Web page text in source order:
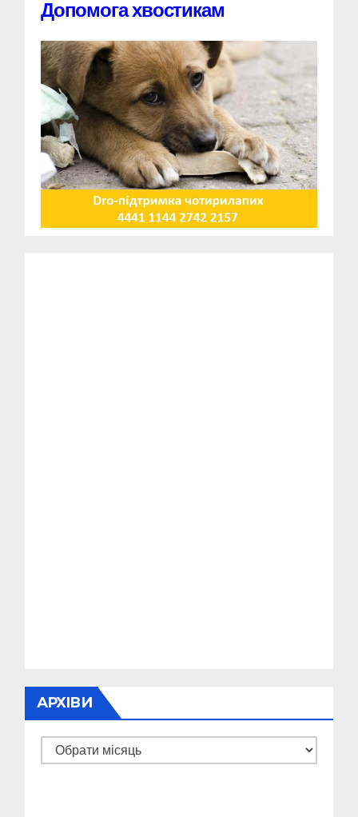
Допомога хвостикам
АРХІВИ
Архіви